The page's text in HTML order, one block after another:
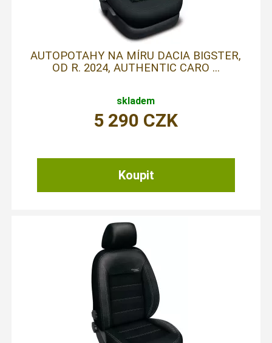
AUTOPOTAHY NA MÍRU DACIA BIGSTER,
OD R. 2024, AUTHENTIC CARO ...
skladem
5 290 CZK